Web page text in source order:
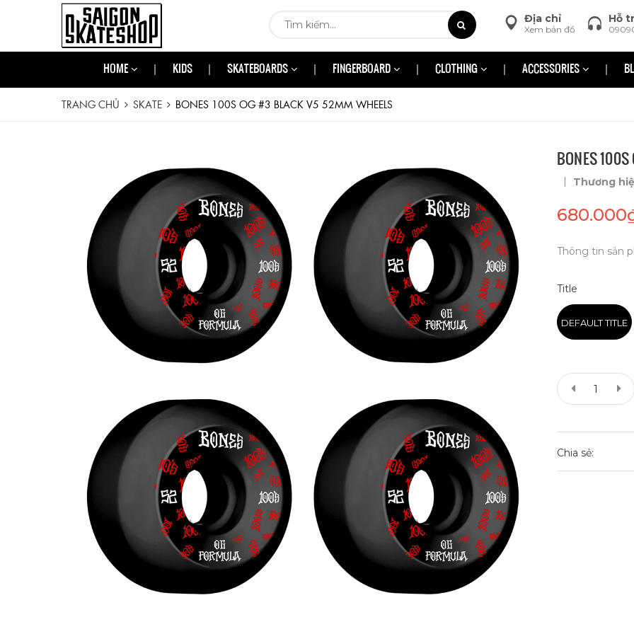
Hỗ
Địa chỉ
Xem bản đồ
HOME KIDS SKATEBOARDS FINGERBOARD CLOTHING ACCESSORIES
TRANG CHỦ SKATE BONES 100S OG #3 BLACK V5 52MM WHEELS
BONES
| Thương
Thông tin sản
Title
DEFAULT TITLE
Chia sẻ: